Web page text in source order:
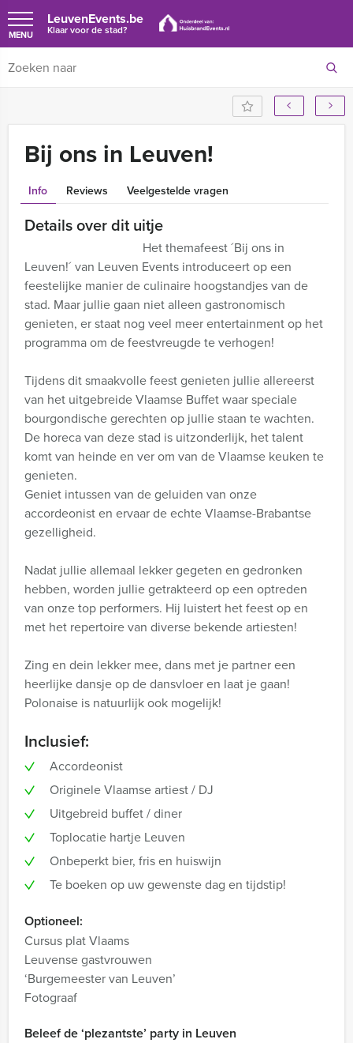
LeuvenEvents.be
Klaar voor de stad?
MENU
Bij ons in Leuven!
Info Reviews Veelgestelde vragen
Details over dit uitje
Het themafeest ´Bij ons in
Leuven!´ van Leuven Events introduceert op een
feestelijke manier de culinaire hoogstandjes van de
stad. Maar jullie gaan niet alleen gastronomisch
genieten, er staat nog veel meer entertainment op het
programma om de feestvreugde te verhogen!
Tijdens dit smaakvolle feest genieten jullie allereerst
van het uitgebreide Vlaamse Buffet waar speciale
bourgondische gerechten op jullie staan te wachten.
De horeca van deze stad is uitzonderlijk, het talent
komt van heinde en ver om van de Vlaamse keuken te
genieten.
Geniet intussen van de geluiden van onze
accordeonist en ervaar de echte Vlaamse-Brabantse
gezelligheid.
Nadat jullie allemaal lekker gegeten en gedronken
hebben, worden jullie getrakteerd op een optreden
van onze top performers. Hij luistert het feest op en
met het repertoire van diverse bekende artiesten!
Zing en dein lekker mee, dans met je partner een
heerlijke dansje op de dansvloer en laat je gaan!
Polonaise is natuurlijk ook mogelijk!
Inclusief:
Accordeonist
Originele Vlaamse artiest / DJ
Uitgebreid buffet / diner
Toplocatie hartje Leuven
Onbeperkt bier, fris en huiswijn
Te boeken op uw gewenste dag en tijdstip!
Optioneel:
Cursus plat Vlaams
Leuvense gastvrouwen
‘Burgemeester van Leuven’
Fotograaf
Beleef de ‘plezantste’ party in Leuven